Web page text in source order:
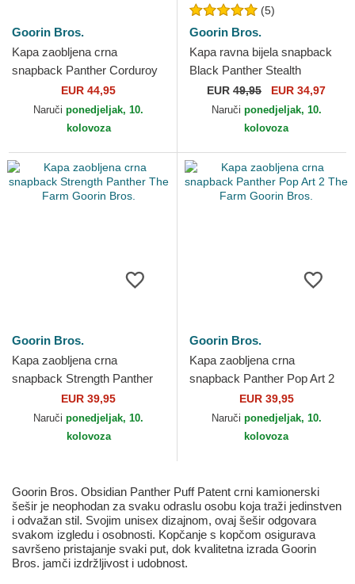
Goorin Bros.
Kapa zaobljena crna
snapback Panther Corduroy
Camo The Farm Goorin
Bros.
EUR 44,95
Naruči ponedjeljak, 10.
kolovoza
(5)
Goorin Bros.
Kapa ravna bijela snapback
Black Panther Stealth
Explorer The Farm Flats The
Farm Goorin Bros.
EUR 49,95 EUR 34,97
Naruči ponedjeljak, 10.
kolovoza
Goorin Bros.
Kapa zaobljena crna
snapback Strength Panther
The Farm Goorin Bros.
EUR 39,95
Naruči ponedjeljak, 10.
kolovoza
Goorin Bros.
Kapa zaobljena crna
snapback Panther Pop Art 2
The Farm Goorin Bros.
EUR 39,95
Naruči ponedjeljak, 10.
kolovoza
Goorin Bros. Obsidian Panther Puff Patent crni kamionerski
šešir je neophodan za svaku odraslu osobu koja traži jedinstven
i odvažan stil. Svojim unisex dizajnom, ovaj šešir odgovara
svakom izgledu i osobnosti. Kopčanje s kopčom osigurava
savršeno pristajanje svaki put, dok kvalitetna izrada Goorin
Bros. jamči izdržljivost i udobnost.